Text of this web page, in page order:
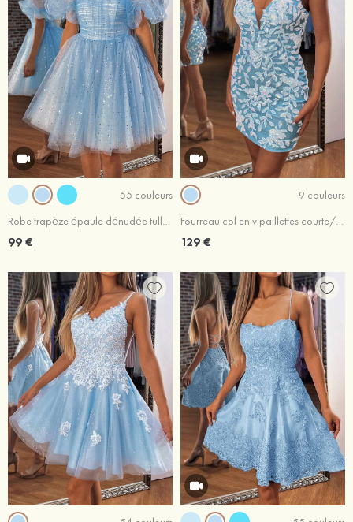
55 couleurs
Robe trapèze épaule dénudée tulle courte/mini robe de fête de la rentrée
99 €
9 couleurs
Fourreau col en v paillettes courte/mini robe de fête de la rentrée
129 €